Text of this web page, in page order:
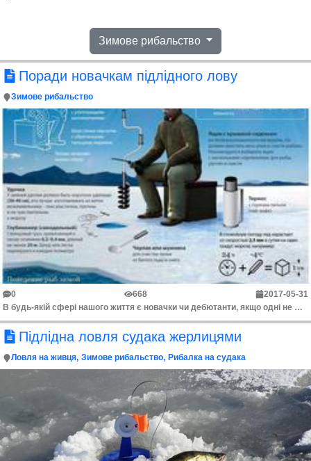
Зимове рибальство
Поради новачкам підлідного лову
Зимове рибальство
0 668
2017-05-31
В будь-якій сфері нашого життя є новачки чи дебютанти, якщо одні не ще вміють рибалити взимку, то інші, наприклад, роздумують що краще бойлер чи колон...
Підлідна ловля судака жерлицями
Ловля на живця Зимове рибальство Рибалка на судака